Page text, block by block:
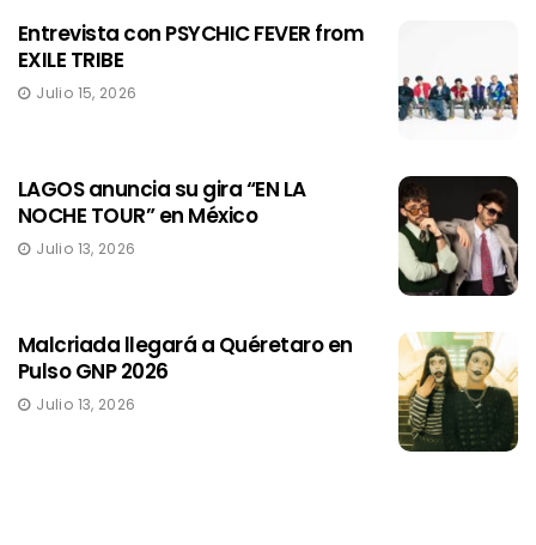
Entrevista con PSYCHIC FEVER from
EXILE TRIBE
Julio 15, 2026
LAGOS anuncia su gira “EN LA
NOCHE TOUR” en México
Julio 13, 2026
Malcriada llegará a Quéretaro en
Pulso GNP 2026
Julio 13, 2026